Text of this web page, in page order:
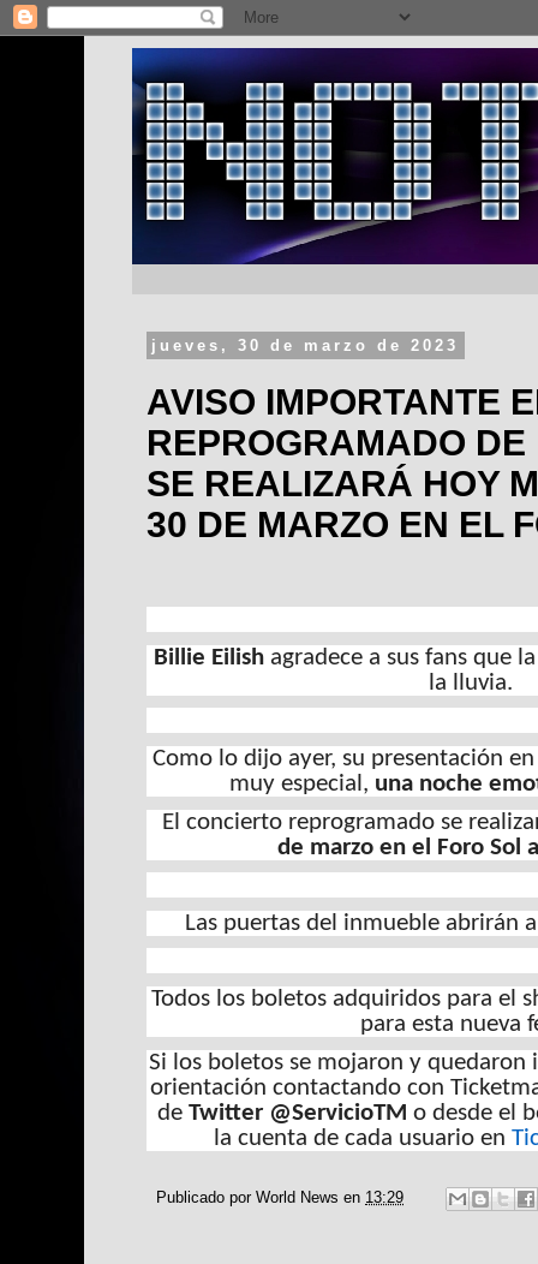
jueves, 30 de marzo de 2023
AVISO IMPORTANTE
REPROGRAMADO
SE REALIZARÁ HOY
30 DE MARZO EN EL
Billie Eilish agradece a sus fans que
la lluvia.
Como lo dijo ayer, su presentación
muy especial, una noche
El concierto reprogramado se
de marzo en el Foro Sol
Las puertas del inmueble abrirán
Todos los boletos adquiridos para el
para esta nueva
Si los boletos se mojaron y quedaron
orientación contactando con
de Twitter @ServicioTM o desde el
la cuenta de cada usuario en
Publicado por World News en 13:29